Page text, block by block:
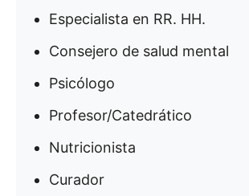
Especialista en RR. HH.
Consejero de salud mental
Psicólogo
Profesor/Catedrático
Nutricionista
Curador